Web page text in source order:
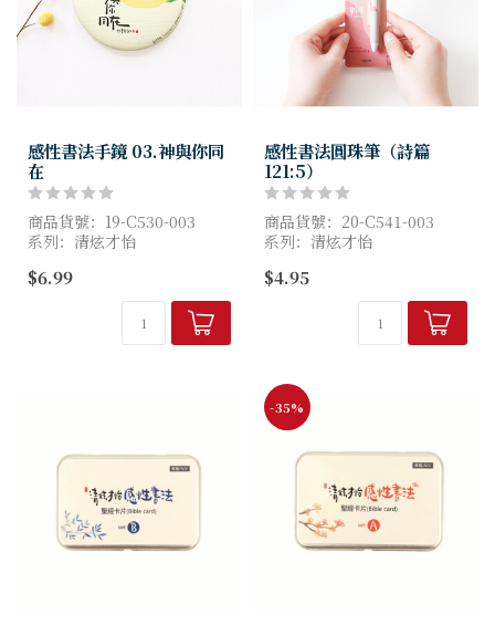
感性書法手鏡 03.神與你同
在
商品貨號：19-C530-003
系列：清炫才怡
Gracebell
尺寸：7.5x7.5cm
$6.99
感性書法圓珠筆（詩篇
121:5）
商品貨號：20-C541-003
系列：清炫才怡
Gracebell
尺寸：1.1x14.5cm
$4.95
-35%